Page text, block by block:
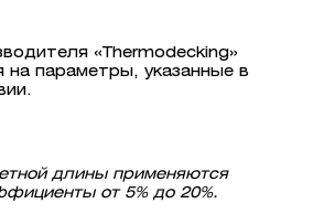
«Thermodecking»
на параметры, указанные в
длины применяются
от 5% до 20%.